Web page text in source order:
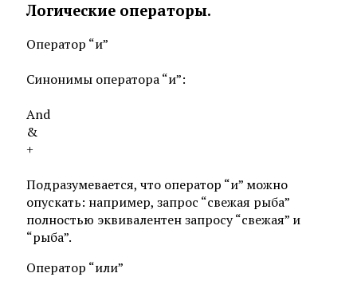
Логические операторы.
Оператор “и”
Синонимы оператора “и”:
And
&
+
Подразумевается, что оператор “и” можно
опускать: например, запрос “свежая рыба”
полностью эквивалентен запросу “свежая” и
“рыба”.
Оператор “или”